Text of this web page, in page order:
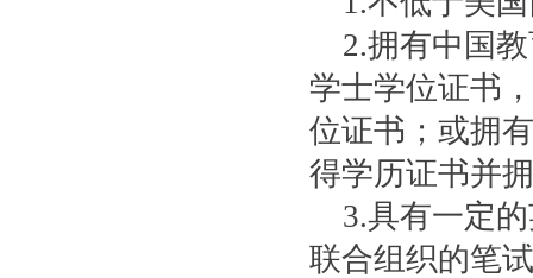
2.拥有中国
学士学位证书
位证书；或拥
得学历证书并
3.具有一定
联合组织的笔